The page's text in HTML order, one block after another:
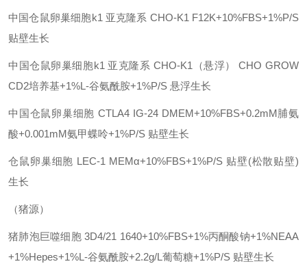
中国仓鼠卵巢细胞k1 亚克隆系 CHO-K1 F12K+10%FBS+1%P/S
贴壁生长
中国仓鼠卵巢细胞k1 亚克隆系 CHO-K1（悬浮）
CHO GROW
CD2培养基+1%L-谷氨酰胺+1%P/S 悬浮生长
中国仓鼠卵巢细胞 CTLA4 IG-24 DMEM+10%FBS+0.2mM脯氨
酸+0.001mM氨甲蝶呤+1%P/S 贴壁生长
仓鼠卵巢细胞 LEC-1 MEMα+10%FBS+1%P/S 贴壁(松散贴壁)
生长
（猪源）
猪肺泡巨噬细胞 3D4/21 1640+10%FBS+1%丙酮酸钠+1%NEAA
+1%Hepes+1%L-谷氨酰胺+2.2g/L葡萄糖+1%P/S 贴壁生长